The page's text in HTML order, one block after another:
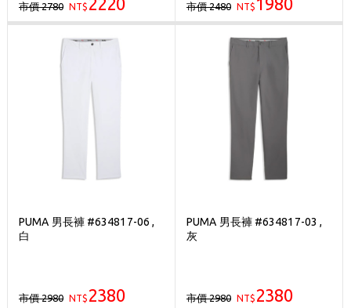
市價 2780 NT$ 市價 2480 NT$
PUMA 男長褲 #634817-06 ,
白
市價 2980 NT$ 2380
PUMA 男長褲 #634817-03 ,
灰
市價 2980 NT$ 2380